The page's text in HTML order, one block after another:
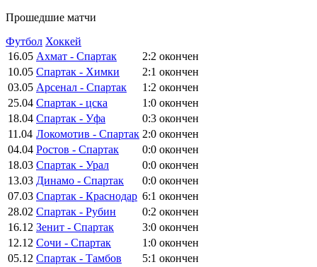
Прошедшие матчи
Футбол Хоккей
16.05 Ахмат - Спартак 2:2 окончен
10.05 Спартак - Химки 2:1 окончен
03.05 Арсенал - Спартак 1:2 окончен
25.04 Спартак - цска 1:0 окончен
18.04 Спартак - Уфа 0:3 окончен
11.04 Локомотив - Спартак 2:0 окончен
04.04 Ростов - Спартак 0:0 окончен
18.03 Спартак - Урал 0:0 окончен
13.03 Динамо - Спартак 0:0 окончен
07.03 Спартак - Краснодар 6:1 окончен
28.02 Спартак - Рубин 0:2 окончен
16.12 Зенит - Спартак 3:0 окончен
12.12 Сочи - Спартак 1:0 окончен
05.12 Спартак - Тамбов 5:1 окончен